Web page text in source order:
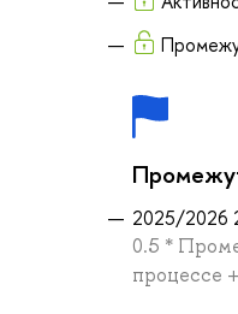
2025/2026
0.5 *
процессе